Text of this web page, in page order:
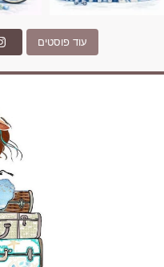
עוד פוסטים